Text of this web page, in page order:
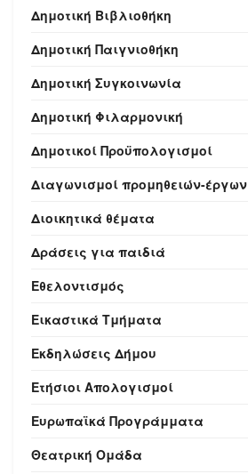
Δημοτική Βιβλιοθήκη
Δημοτική Παιγνιοθήκη
Δημοτική Συγκοινωνία
Δημοτική Φιλαρμονική
Δημοτικοί Προϋπολογισμοί
Διαγωνισμοί προμηθειών-έργων
Διοικητικά θέματα
Δράσεις για παιδιά
Εθελοντισμός
Εικαστικά Τμήματα
Εκδηλώσεις Δήμου
Ετήσιοι Απολογισμοί
Ευρωπαϊκά Προγράμματα
Θεατρική Ομάδα